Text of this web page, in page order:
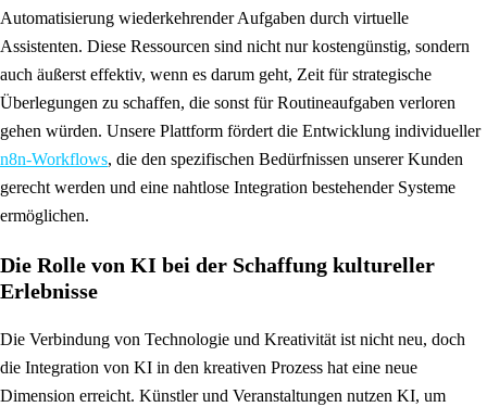
Automatisierung wiederkehrender Aufgaben durch virtuelle
Assistenten. Diese Ressourcen sind nicht nur kostengünstig, sondern
auch äußerst effektiv, wenn es darum geht, Zeit für strategische
Überlegungen zu schaffen, die sonst für Routineaufgaben verloren
gehen würden. Unsere Plattform fördert die Entwicklung individueller
n8n-Workflows, die den spezifischen Bedürfnissen unserer Kunden
gerecht werden und eine nahtlose Integration bestehender Systeme
ermöglichen.
Die Rolle von KI bei der Schaffung kultureller
Erlebnisse
Die Verbindung von Technologie und Kreativität ist nicht neu, doch
die Integration von KI in den kreativen Prozess hat eine neue
Dimension erreicht. Künstler und Veranstaltungen nutzen KI, um